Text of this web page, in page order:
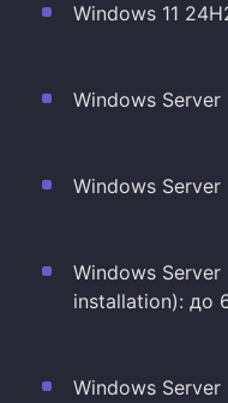
Windows 11
Windows
Windows Server
Windows
installation): до
Windows Server